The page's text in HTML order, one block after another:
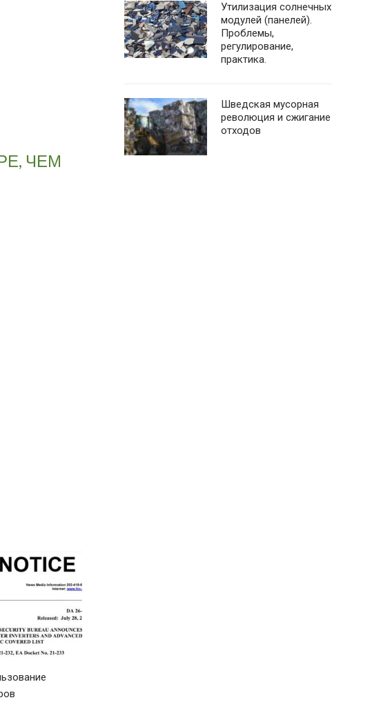
ЧЕМ
Утилизация солнечных
модулей (панелей).
Проблемы,
регулирование,
практика.
Шведская мусорная
революция и сжигание
отходов